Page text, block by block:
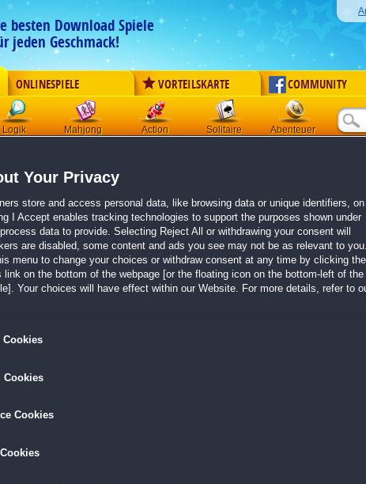
besten Download Spiele
jeden Geschmack!
ONLINESPIELE VORTEILSKARTE COMMUNITY
Logik Mahjong Action Solitaire Abenteuer
wird automatisch gestartet für:
Match Winter Wonderland 2
435.0 MB
Moment bitte, dein Spiel wird in5 Sekundenbereitgestellt...
der Download nicht automatisch startet,klicke bitte hier.
zur Gamepage
Rand des Browserfensters angezeigt.
auf die Datei.
Your Privacy
store and access personal data, like browsing data or unique identifiers, on
I Accept enables tracking technologies to support the purposes shown under
data to provide. Selecting Reject All or withdrawing your consent will
are disabled, some content and ads you see may not be as relevant to you.
menu to change your choices or withdraw consent at any time by clicking the
link on the bottom of the webpage [or the floating icon on the bottom-left of the
Your choices will have effect within our Website. For more details, refer to
Cookies
Cookies
Cookies